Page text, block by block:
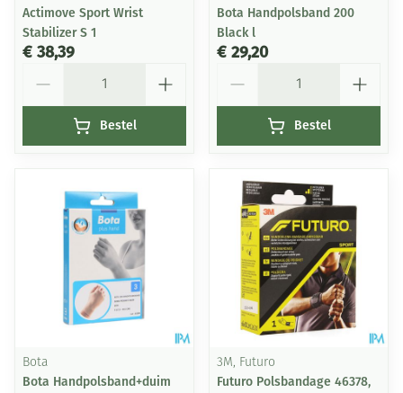
Actimove Sport Wrist
Stabilizer S 1
€ 38,39
Bestel
Bota Handpolsband 200
Black l
€ 29,20
Bestel
Bota
Bota Handpolsband+duim
3M, Futuro
Futuro Polsbandage 46378,